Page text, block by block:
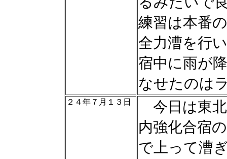
練習は本番
全力漕を行
宿中に雨が
なせたのは
２４年７月１３日
今日は東
内強化合宿
で上って漕